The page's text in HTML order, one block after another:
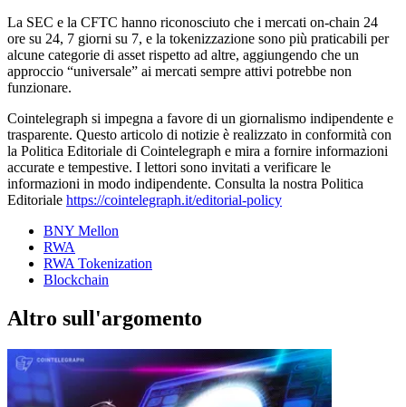
La SEC e la CFTC hanno riconosciuto che i mercati on-chain 24
ore su 24, 7 giorni su 7, e la tokenizzazione sono più praticabili per
alcune categorie di asset rispetto ad altre, aggiungendo che un
approccio “universale” ai mercati sempre attivi potrebbe non
funzionare.
Cointelegraph si impegna a favore di un giornalismo indipendente e
trasparente. Questo articolo di notizie è realizzato in conformità con
la Politica Editoriale di Cointelegraph e mira a fornire informazioni
accurate e tempestive. I lettori sono invitati a verificare le
informazioni in modo indipendente. Consulta la nostra Politica
Editoriale https://cointelegraph.it/editorial-policy
BNY Mellon
RWA
RWA Tokenization
Blockchain
Altro sull'argomento